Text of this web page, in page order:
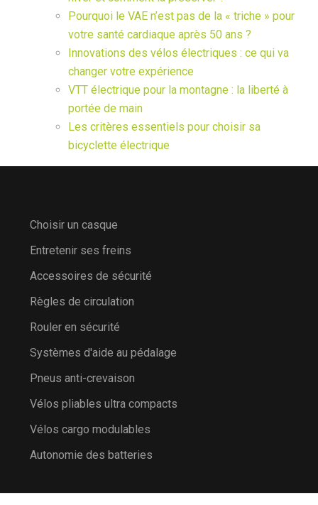
Pourquoi le VAE n’est pas de la « triche » pour
votre santé cardiaque après 50 ans ?
Innovations des vélos électriques : ce qui va
changer votre expérience
VTT électrique pour la montagne : la liberté à
portée de main
Les critères essentiels pour choisir sa
bicyclette électrique
Choisir un casque
Entretenir ses freins
Accessoires de sécurité
Règles de circulation
Rouler en sécurité
Systèmes d'aide au pédalage
Pneus anti-crevaison
Vélos pliables ultra compacts
Vélos cargo modulables
Autonomie des batteries